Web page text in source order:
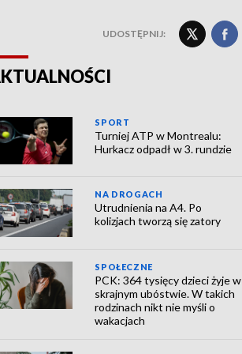
UDOSTĘPNIJ:
SPORT
Turniej ATP w Montrealu:
Hurkacz odpadł w 3. rundzie
NA DROGACH
Utrudnienia na A4. Po
kolizjach tworzą się zatory
SPOŁECZNE
PCK: 364 tysięcy dzieci żyje w
skrajnym ubóstwie. W takich
rodzinach nikt nie myśli o
wakacjach